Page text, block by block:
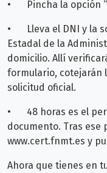
• Pincha la opción
•
Lleva el DNI y la
Estadal de la
domicilio. Allí
formulario, cotejarán
solicitud oficial.
•
48 horas es el
documento. Tras ese
www.cert.fnmt.es y
Ahora que tienes en